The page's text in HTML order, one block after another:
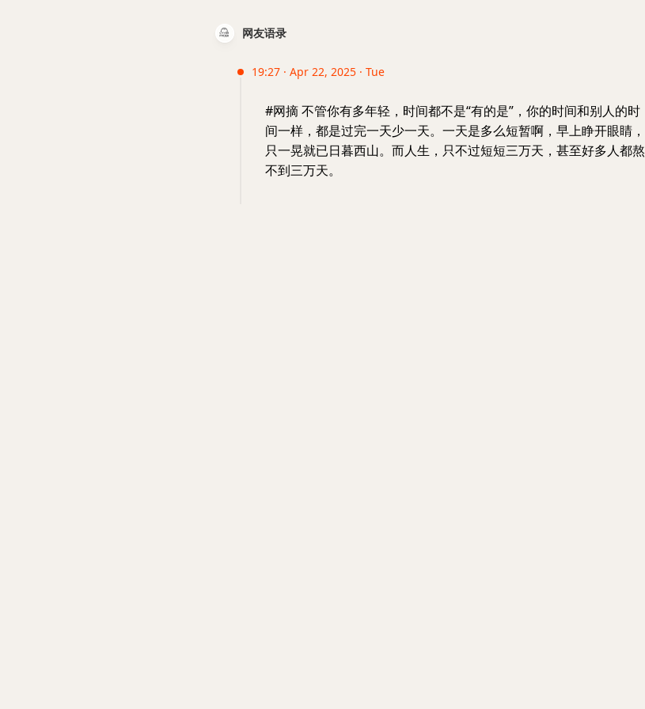
网友语录
19:27 · Apr 22, 2025 · Tue
#网摘 不管你有多年轻，时间都不是“有的是”，你的时间和别人的时
间一样，都是过完一天少一天。一天是多么短暂啊，早上睁开眼睛，
只一晃就已日暮西山。而人生，只不过短短三万天，甚至好多人都熬
不到三万天。